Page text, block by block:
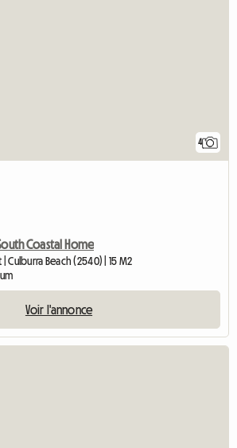
4
Coastal Home
Culburra Beach (2540) | 15 M2
Voir l'annonce